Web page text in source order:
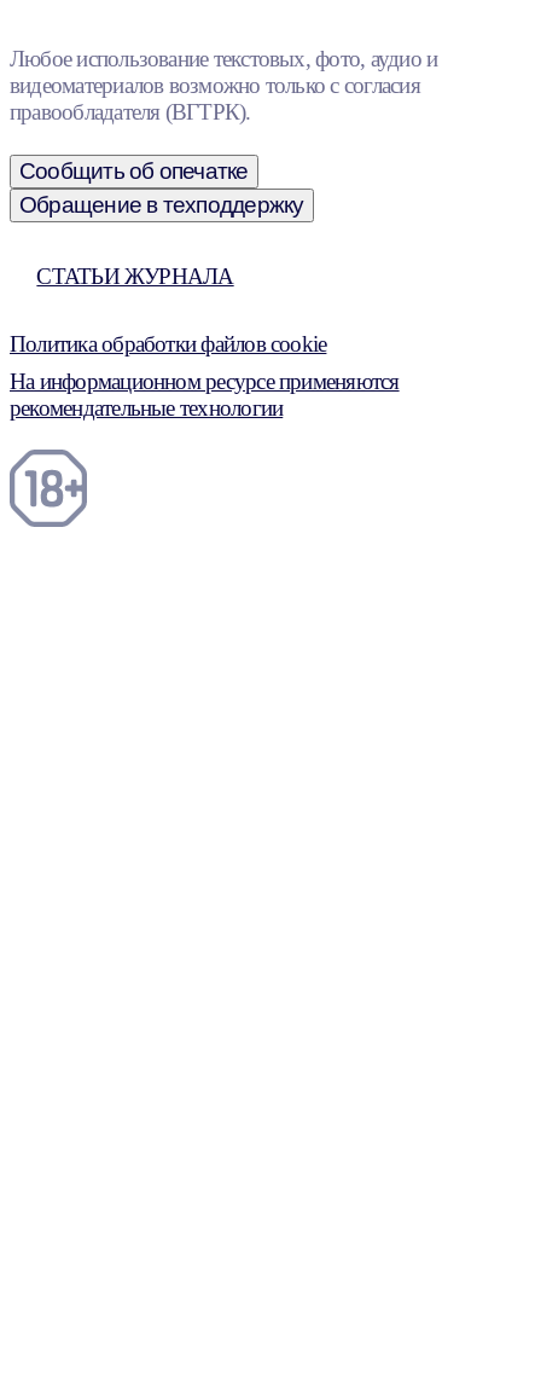
Любое использование текстовых, фото, аудио и
видеоматериалов возможно только с согласия
правообладателя (ВГТРК).
Сообщить об опечатке
Обращение в техподдержку
СТАТЬИ ЖУРНАЛА
Политика обработки файлов cookie
На информационном ресурсе применяются
рекомендательные технологии